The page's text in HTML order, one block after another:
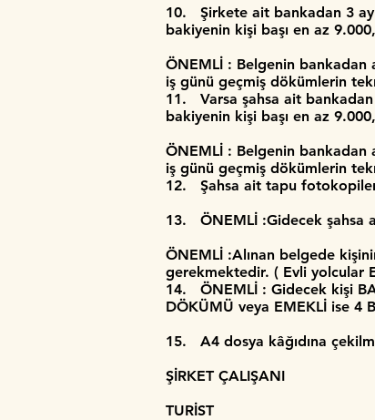
10. Şirkete ait bankadan 3 ay
bakiyenin kişi başı en az
ÖNEMLİ : Belgenin bankadan
iş günü geçmiş dökümlerin
11. Varsa şahsa ait
bakiyenin kişi başı en az
ÖNEMLİ : Belgenin bankadan
iş günü geçmiş dökümlerin
12. Şahsa ait tapu
13. ÖNEMLİ :Gidecek şahsa
​ÖNEMLİ :Alınan belgede
gerekmektedir. ( Evli yolcular
14. ÖNEMLİ : Gidecek kişi
DÖKÜMÜ veya EMEKLİ ise 4
15. A4 dosya kâğıdına
ŞİRKET ÇALIŞANI
TURİST